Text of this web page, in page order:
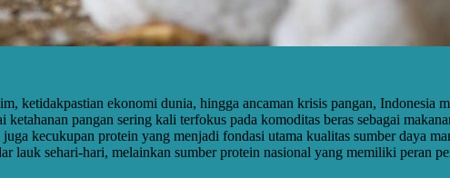
ketidakpastian ekonomi dunia, hingga ancaman krisis pangan, Indonesia
pangan sering kali terfokus pada komoditas beras sebagai
kecukupan protein yang menjadi fondasi utama kualitas sumber daya
lauk sehari-hari, melainkan sumber protein nasional yang memiliki peran